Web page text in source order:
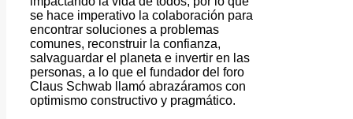
se hace imperativo la colaboración para
encontrar soluciones a problemas
comunes, reconstruir la confianza,
salvaguardar el planeta e invertir en las
personas, a lo que el fundador del foro
Claus Schwab llamó abrazáramos con
optimismo constructivo y pragmático.